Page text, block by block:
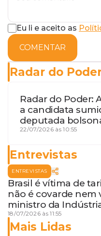
Eu li e aceito as
COMENTAR
Radar do
Radar do Poder:
a candidata
deputada
discórdia
22/07/2026 às 10:55
Entrevistas
ENTREVISTAS
Brasil é vítima de
não é covarde nem
ministro da
18/07/2026 às 11:55
Mais Lidas